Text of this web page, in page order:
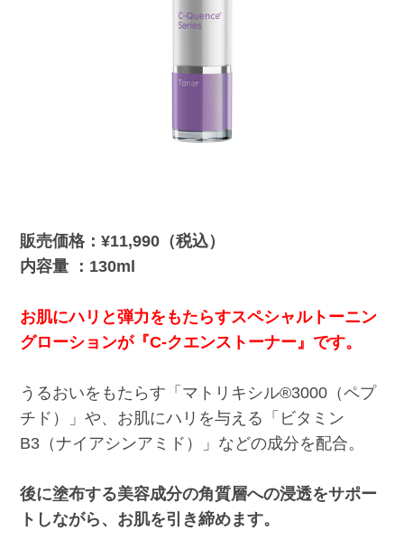
販売価格：¥11,990（税込）
内容量 ：130ml
お肌にハリと弾力をもたらすスペシャルトーニン
グローションが『C-クエンストーナー』です。
うるおいをもたらす「マトリキシル®3000（ペプ
チド）」や、お肌にハリを与える「ビタミン
B3（ナイアシンアミド）」などの成分を配合。
後に塗布する美容成分の角質層への浸透をサポー
トしながら、お肌を引き締めます。